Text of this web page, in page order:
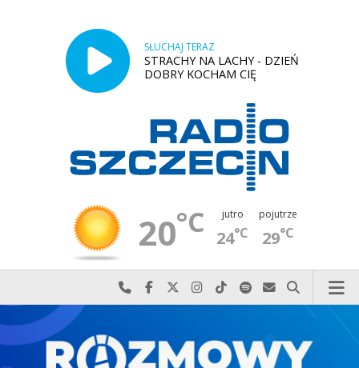
SŁUCHAJ TERAZ
STRACHY NA LACHY - DZIEŃ
DOBRY KOCHAM CIĘ
20°C jutro
24°C
pojutrze
29°C
Najlepiej po prostu do nas zadzwoń
Odwiedź nas na Facebook-u
Odwiedź nas na X
Odwiedź nas na Instagram-ie
Odwiedź nas na TikTok-u
Szukaj nas na Spotify
Wyślij do nas
Szukaj